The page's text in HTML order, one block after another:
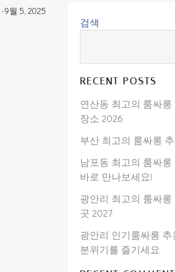
-9월 5, 2025
검색
RECENT POSTS
연산동 최고의 룸싸롱
장소 2026
부산 최고의 룸싸롱
남포동 최고의 룸싸롱
바로 만나보세요!
광안리 최고의 룸싸롱
곳 2027
광안리 인기룸싸롱 추
분위기를 즐기세요